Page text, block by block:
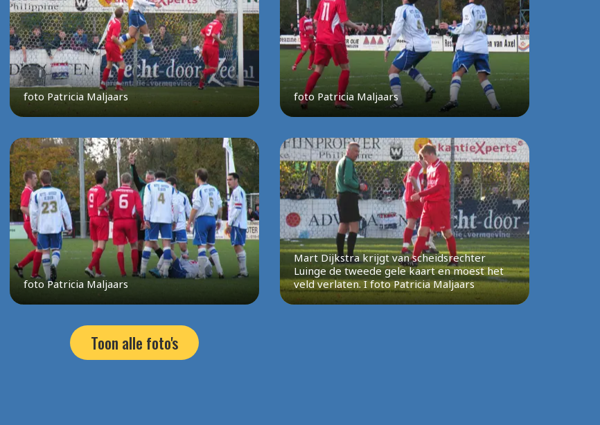
foto Patricia Maljaars foto Patricia Maljaars
foto Patricia Maljaars
Mart Dijkstra krijgt van scheidsrechter
Luinge de tweede gele kaart en moest het
veld verlaten. I foto Patricia Maljaars
Toon alle foto's